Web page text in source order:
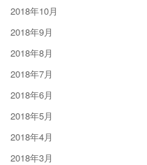
2018年10月
2018年9月
2018年8月
2018年7月
2018年6月
2018年5月
2018年4月
2018年3月